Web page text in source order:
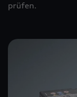
prüfen.